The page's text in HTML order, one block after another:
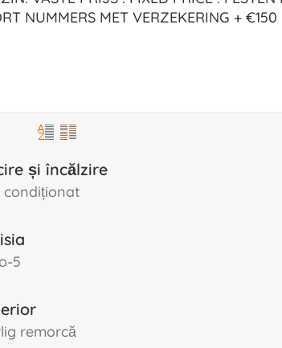
NUMMERS MET VERZEKERING + €150
și încălzire
condiționat
5
remorcă